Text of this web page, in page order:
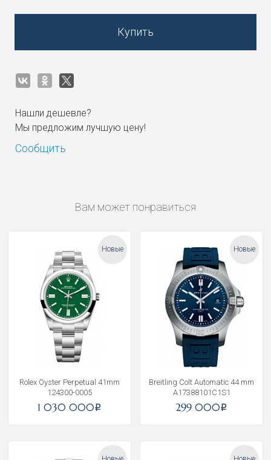
Купить
Нашли дешевле?
Мы предложим лучшую цену!
Сообщить
Вам может понравиться
Новые
Rolex Oyster Perpetual 41mm
124300-0005
1 030 000i
Новые
Breitling Colt Automatic 44 mm
A17388101C1S1
299 000i